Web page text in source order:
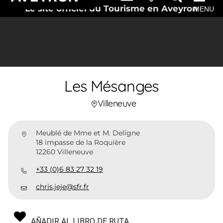
Le site officiel du Tourisme en AveyronMENU
Les Mésanges
Villeneuve
Meublé de Mme et M. Deligne
18 impasse de la Roquière
12260 Villeneuve
+33 (0)6 83 27 32 19
chris.jeje@sfr.fr